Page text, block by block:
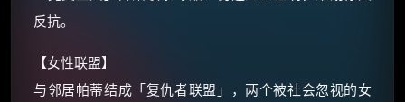
反抗。
【女性联盟】
与邻居帕蒂结成「复仇者联盟」，两个被社会忽视的女